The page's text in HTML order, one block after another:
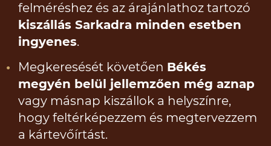
felméréshez és az árajánlathoz tartozó
kiszállás Sarkadra minden esetben
ingyenes.
Megkeresését követően Békés
megyén belül jellemzően még aznap
vagy másnap kiszállok a helyszínre,
hogy feltérképezzem és megtervezzem
a kártevőírtást.